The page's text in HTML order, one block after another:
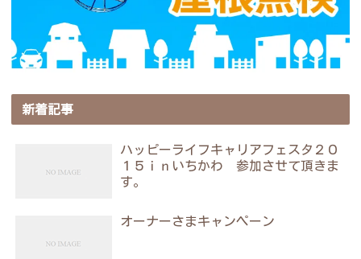
新着記事
ハッピーライフキャリアフェスタ２０
１５ｉｎいちかわ 参加させて頂きま
す。
オーナーさまキャンペーン